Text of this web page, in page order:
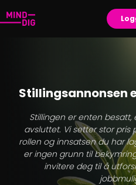
Stillingsannonsen
Stillingen er enten
avsluttet. Vi setter stor pris
rollen og innsatsen du har
er ingen grunn til
invitere deg til å